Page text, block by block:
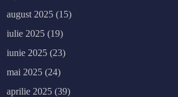
august 2025 (15)
iulie 2025 (19)
iunie 2025 (23)
mai 2025 (24)
aprilie 2025 (39)